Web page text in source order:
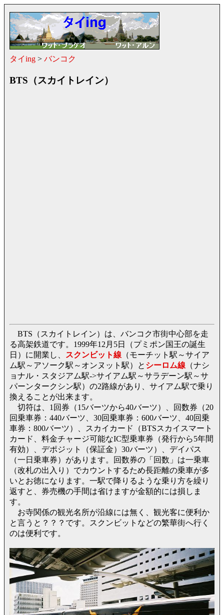
タイing > バンコク
BTS（スカイトレイン）
BTS（スカイトレイン）は、バンコク市街中心部を走
る高架鉄道です。1999年12月5日（プミポン国王の誕生
日）に開業し、 スクンビット線 （モーチット駅～サイア
ム駅～アソーク駅～オンヌット駅）と シーロム線 （ナシ
ョナル・スタジアム駅->サイアム駅～サラデーン駅～サ
パーンタークシン駅）の2路線があり、サイアム駅で乗り
換えることが出来ます。
切符は、1回券（15バーツから40バーツ）、回数券（20
回乗車券：440バーツ、30回乗車券：600バーツ、40回乗
車券：800バーツ）、スカイカード（BTSスカイスマート
カード、料金チャージ可能なIC型乗車券（発行から5年間
有効）、デポジット（保証金）30バーツ）、デイパス
（一日乗車券）があります。回数券の「回数」は一乗車
（改札の出入り）でカウントするため長距離の乗車が多
いとお徳になります。一駅で降りるような乗り方を繰り
返すと、券売機の手間は省けますが金額的には損しま
す。
お寺関係の観光名所が沿線には無く、観光客に便利か
と言うと？？？です。スクンビットなどの繁華街へ行く
のは便利です。